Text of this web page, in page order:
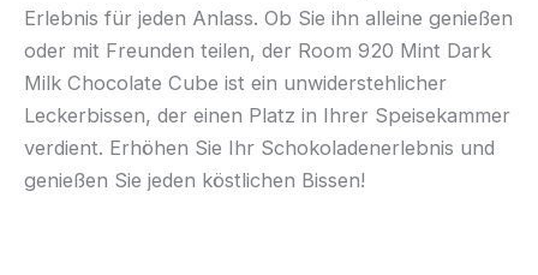
Erlebnis für jeden Anlass. Ob Sie ihn alleine genießen
oder mit Freunden teilen, der Room 920 Mint Dark
Milk Chocolate Cube ist ein unwiderstehlicher
Leckerbissen, der einen Platz in Ihrer Speisekammer
verdient. Erhöhen Sie Ihr Schokoladenerlebnis und
genießen Sie jeden köstlichen Bissen!